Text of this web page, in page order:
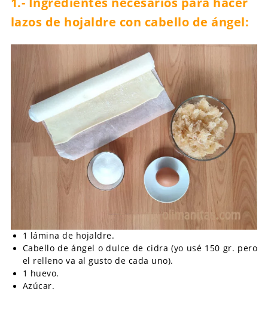
lazos de hojaldre con cabello de ángel:
1 lámina de hojaldre.
Cabello de ángel o dulce de cidra (yo usé 150 gr. pero
el relleno va al gusto de cada uno).
1 huevo.
Azúcar.